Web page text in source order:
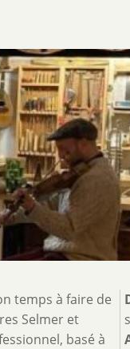
temps à faire de
Selmer et
basé à